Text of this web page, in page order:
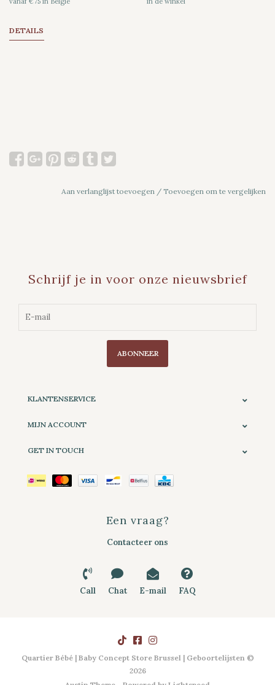
DETAILS
Aan verlanglijst toevoegen / Toevoegen om te vergelijken
Schrijf je in voor onze nieuwsbrief
ABONNEER
KLANTENSERVICE
MIJN ACCOUNT
GET IN TOUCH
Een vraag?
Contacteer ons
Call Chat E-mail FAQ
Quartier Bébé | Baby Concept Store Brussel | Geboortelijsten ©
2026